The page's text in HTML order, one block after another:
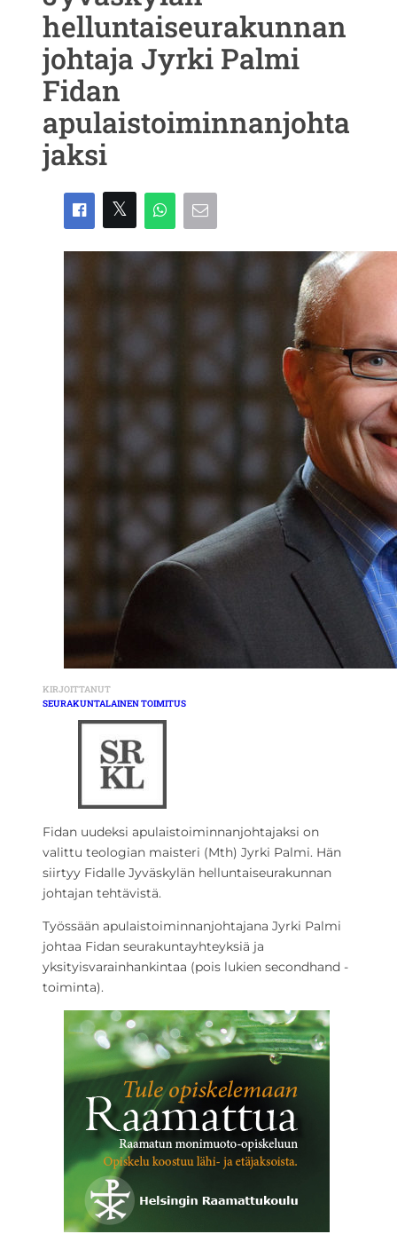
helluntaiseurakunnan
johtaja Jyrki Palmi
Fidan
apulaistoiminnanjohta
jaksi
KIRJOITTANUT
SEURAKUNTALAINEN TOIMITUS
Fidan uudeksi apulaistoiminnanjohtajaksi on
valittu teologian maisteri (Mth) Jyrki Palmi. Hän
siirtyy Fidalle Jyväskylän helluntaiseurakunnan
johtajan tehtävistä.
Työssään apulaistoiminnanjohtajana Jyrki Palmi
johtaa Fidan seurakuntayhteyksiä ja
yksityisvarainhankintaa (pois lukien secondhand -
toiminta).